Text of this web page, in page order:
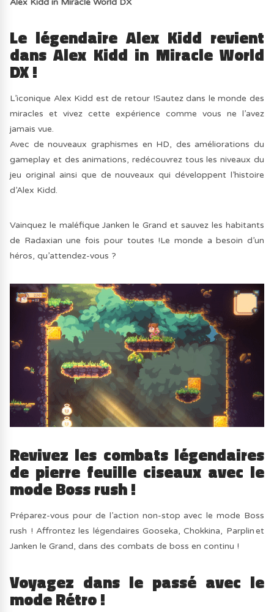
Le légendaire Alex Kidd revient
dans Alex Kidd in Miracle World
DX !
L’iconique Alex Kidd est de retour !Sautez dans le monde des
miracles et vivez cette expérience comme vous ne l’avez
jamais vue.
Avec de nouveaux graphismes en HD, des améliorations du
gameplay et des animations, redécouvrez tous les niveaux du
jeu original ainsi que de nouveaux qui développent l’histoire
d’Alex Kidd.
Vainquez le maléfique Janken le Grand et sauvez les habitants
de Radaxian une fois pour toutes !Le monde a besoin d’un
héros, qu’attendez-vous ?
Revivez les combats légendaires
de pierre feuille ciseaux avec le
mode Boss rush !
Préparez-vous pour de l’action non-stop avec le mode Boss
rush ! Affrontez les légendaires Gooseka, Chokkina, Parplin et
Janken le Grand, dans des combats de boss en continu !
Voyagez dans le passé avec le
mode Rétro !